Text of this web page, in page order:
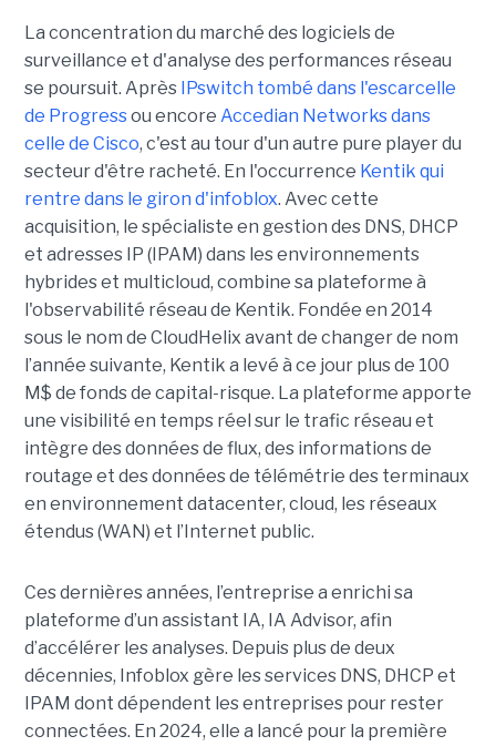
La concentration du marché des logiciels de
surveillance et d'analyse des performances réseau
se poursuit. Après IPswitch tombé dans l'escarcelle
de Progressou encore Accedian Networks dans
celle de Cisco, c'est au tour d'un autre pure player du
secteur d'être racheté. En l'occurrence Kentik qui
rentre dans le giron d'infoblox. Avec cette
acquisition, le spécialiste en gestion des DNS, DHCP
et adresses IP (IPAM) dans les environnements
hybrides et multicloud, combine sa plateforme à
l'observabilité réseau de Kentik. Fondée en 2014
sous le nom de CloudHelix avant de changer de nom
l’année suivante, Kentik a levé à ce jour plus de 100
M$ de fonds de capital-risque. La plateforme apporte
une visibilité en temps réel sur le trafic réseau et
intègre des données de flux, des informations de
routage et des données de télémétrie des terminaux
en environnement datacenter, cloud, les réseaux
étendus (WAN) et l’Internet public.
Ces dernières années, l’entreprise a enrichi sa
plateforme d’un assistant IA, IA Advisor, afin
d’accélérer les analyses. Depuis plus de deux
décennies, Infoblox gère les services DNS, DHCP et
IPAM dont dépendent les entreprises pour rester
connectées. En 2024, elle a lancé pour la première